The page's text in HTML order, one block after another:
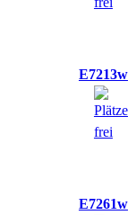
E7213w
E7261w